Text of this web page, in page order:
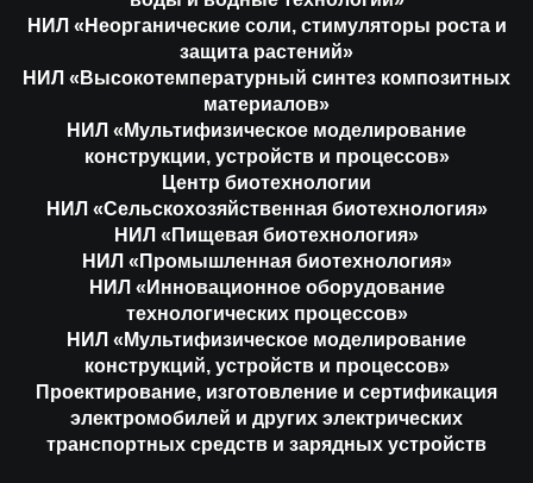
НИЛ «Неорганические соли, стимуляторы роста и
защита растений»
НИЛ «Высокотемпературный синтез композитных
материалов»
НИЛ «Мультифизическое моделирование
конструкции, устройств и процессов»
Центр биотехнологии
НИЛ «Сельскохозяйственная биотехнология»
НИЛ «Пищевая биотехнология»
НИЛ «Промышленная биотехнология»
НИЛ «Инновационное оборудование
технологических процессов»
НИЛ «Мультифизическое моделирование
конструкций, устройств и процессов»
Проектирование, изготовление и сертификация
электромобилей и других электрических
транспортных средств и зарядных устройств